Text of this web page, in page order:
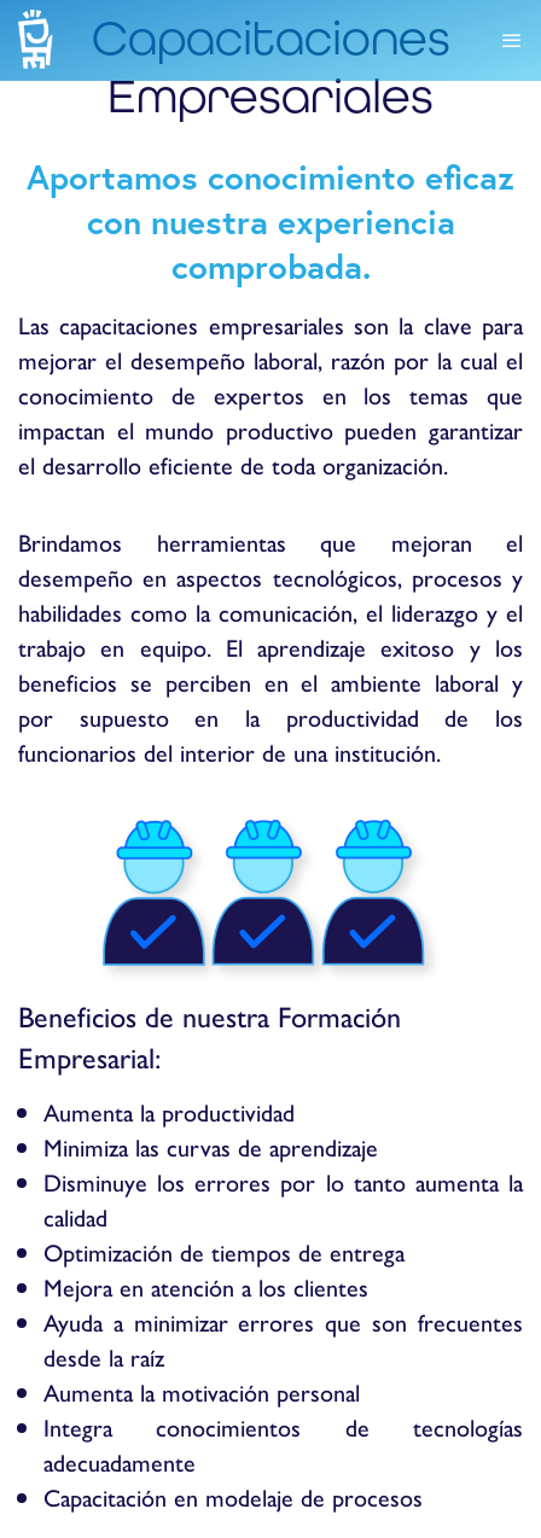
Capacitaciones
Empresariales
Aportamos conocimiento eficaz
con nuestra experiencia
comprobada.
Las capacitaciones empresariales son la clave para
mejorar el desempeño laboral, razón por la cual el
conocimiento de expertos en los temas que
impactan el mundo productivo pueden garantizar
el desarrollo eficiente de toda organización.
Brindamos herramientas que mejoran el
desempeño en aspectos tecnológicos, procesos y
habilidades como la comunicación, el liderazgo y el
trabajo en equipo. El aprendizaje exitoso y los
beneficios se perciben en el ambiente laboral y
por supuesto en la productividad de los
funcionarios del interior de una institución.
Beneficios de nuestra Formación
Empresarial:
Aumenta la productividad
Minimiza las curvas de aprendizaje
Disminuye los errores por lo tanto aumenta la
calidad
Optimización de tiempos de entrega
Mejora en atención a los clientes
Ayuda a minimizar errores que son frecuentes
desde la raíz
Aumenta la motivación personal
Integra conocimientos de tecnologías
adecuadamente
Capacitación en modelaje de procesos